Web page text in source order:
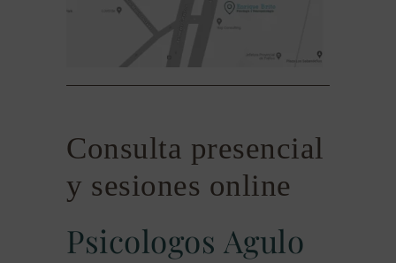
Consulta presencial
y sesiones online
Psicologos Agulo